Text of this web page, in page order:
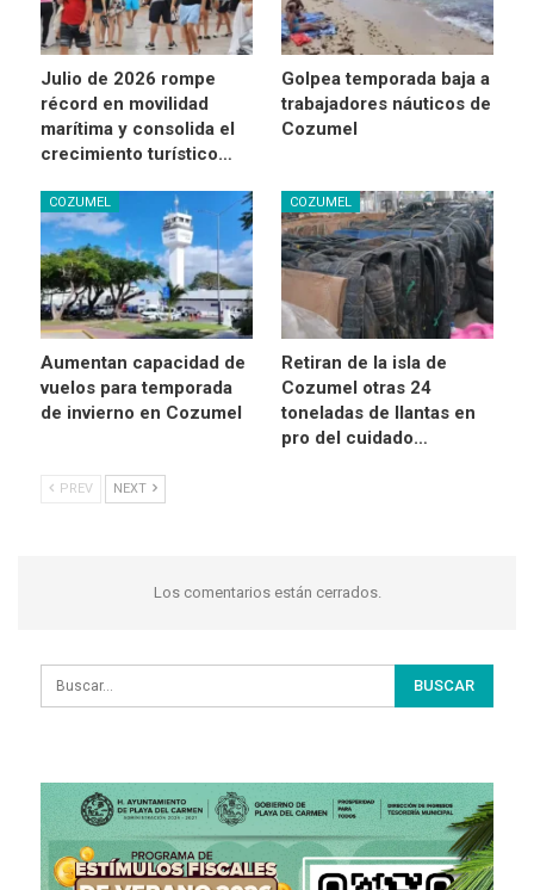
Julio de 2026 rompe
récord en movilidad
marítima y consolida el
crecimiento turístico…
Golpea temporada baja a
trabajadores náuticos de
Cozumel
COZUMEL
Aumentan capacidad de
vuelos para temporada
de invierno en Cozumel
COZUMEL
Retiran de la isla de
Cozumel otras 24
toneladas de llantas en
pro del cuidado…
PREV NEXT
Los comentarios están cerrados.